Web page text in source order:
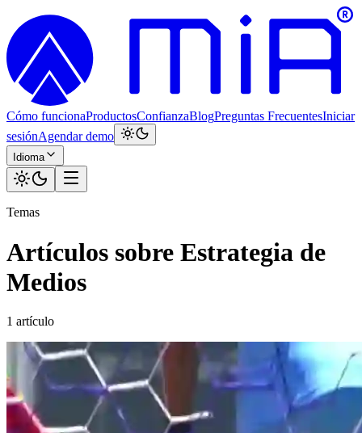
Cómo funcionaProductosConfianzaBlogPreguntas FrecuentesIniciar
sesiónAgendar demo
Idioma
Temas
Artículos sobre Estrategia de
Medios
1 artículo